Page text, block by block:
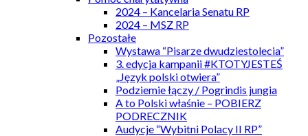
2024 – Kancelaria Senatu RP
2024 – MSZ RP
Pozostałe
Wystawa “Pisarze dwudziestolecia”
3. edycja kampanii #KTOTYJESTEŚ
„Język polski otwiera”
Podziemie łączy / Pogrindis jungia
A to Polski właśnie – POBIERZ
PODRECZNIK
Audycje “Wybitni Polacy II RP”